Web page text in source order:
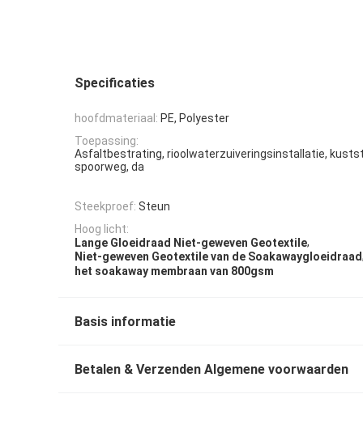
Specificaties
hoofdmateriaal: PE, Polyester
Toepassing:
Asfaltbestrating, rioolwaterzuiveringsinstallatie,
spoorweg, da
Steekproef: Steun
Hoog licht:
Lange Gloeidraad Niet-geweven Geotextile,
Niet-geweven Geotextile van de Soakawaygloeidraad
het soakaway membraan van 800gsm
Basis informatie
Betalen & Verzenden Algemene voorwaarden